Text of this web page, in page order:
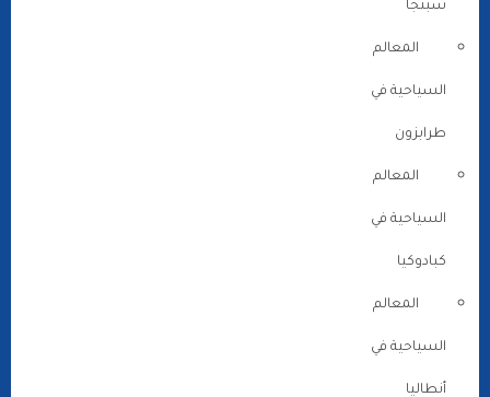
سبنجا
المعالم
السياحية في
طرابزون
المعالم
السياحية في
كبادوكيا
المعالم
السياحية في
أنطاليا